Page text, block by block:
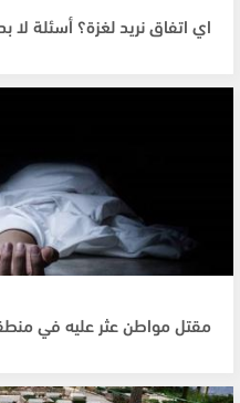
اي اتفاق نريد لغزة؟ أسئلة لا
مقتل مواطن عثر عليه في